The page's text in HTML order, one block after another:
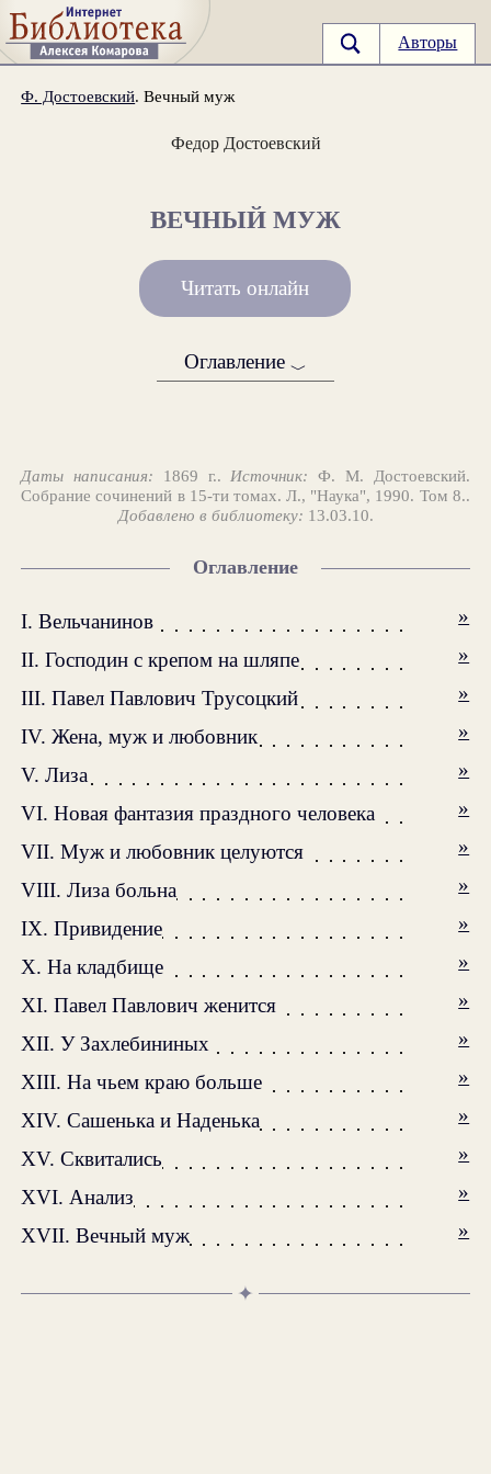
Авторы
Ф. Достоевский. Вечный муж
Федор Достоевский
ВЕЧНЫЙ МУЖ
Читать онлайн
Оглавление ﹀
Даты написания: 1869 г.. Источник: Ф. М. Достоевский.
Собрание сочинений в 15-ти томах. Л., "Наука", 1990. Том 8..
Добавлено в библиотеку: 13.03.10.
Оглавление
I. Вельчанинов
»
II. Господин с крепом на шляпе
»
III. Павел Павлович Трусоцкий
»
IV. Жена, муж и любовник
»
V. Лиза
»
VI. Новая фантазия праздного человека
»
VII. Муж и любовник целуются
»
VIII. Лиза больна
»
IX. Привидение
»
X. На кладбище
»
XI. Павел Павлович женится
»
XII. У Захлебининых
»
XIII. На чьем краю больше
»
XIV. Сашенька и Наденька
»
XV. Сквитались
»
XVI. Анализ
»
XVII. Вечный муж
»
✦